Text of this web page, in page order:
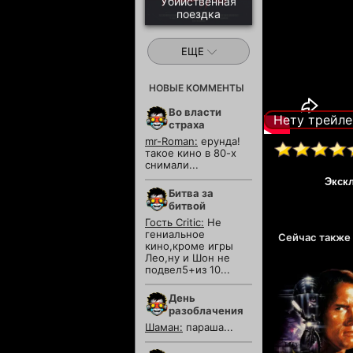
Нету
Сейчас также
поездка
ЕЩЕ
НОВЫЕ КОММЕНТЫ
Во власти
страха
mr-Roman: ерунда!
такое кино в 80-х
снимали...
Битва за
битвой
Гость Critic: Не
гениальное
кино,кроме игры
Лео,ну и Шон не
подвел5+из 10...
День
разоблачения
Шаман: параша...